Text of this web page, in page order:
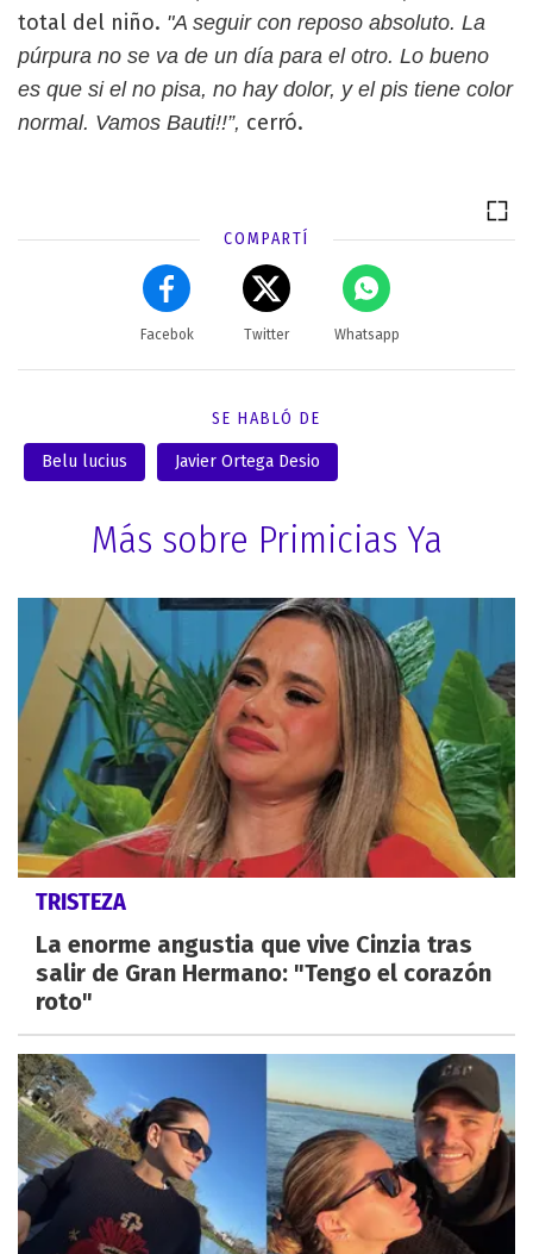
total del niño. "A seguir con reposo absoluto. La
púrpura no se va de un día para el otro. Lo bueno
es que si el no pisa, no hay dolor, y el pis tiene color
normal. Vamos Bauti!!”, cerró.
COMPARTÍ
Facebok Twitter Whatsapp
SE HABLÓ DE
Belu lucius Javier Ortega Desio
Más sobre Primicias Ya
TRISTEZA
La enorme angustia que vive Cinzia tras
salir de Gran Hermano: "Tengo el corazón
roto"